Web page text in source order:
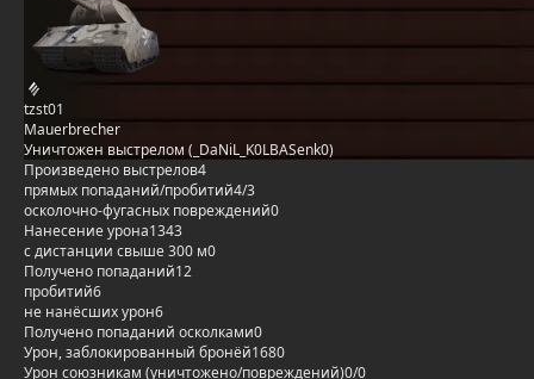
tzst01
Mauerbrecher
Уничтожен выстрелом (_DaNiL_K0LBASenk0)
Произведено выстрелов4
прямых попаданий/пробитий4/3
осколочно-фугасных повреждений0
Нанесение урона1343
с дистанции свыше 300 м0
Получено попаданий12
пробитий6
не нанёсших урон6
Получено попаданий осколками0
Урон, заблокированный бронёй1680
Урон союзникам (уничтожено/повреждений)0/0